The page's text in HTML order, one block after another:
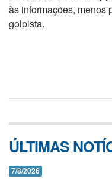
às informações, menos
golpista.
ÚLTIMAS
7/8/2026